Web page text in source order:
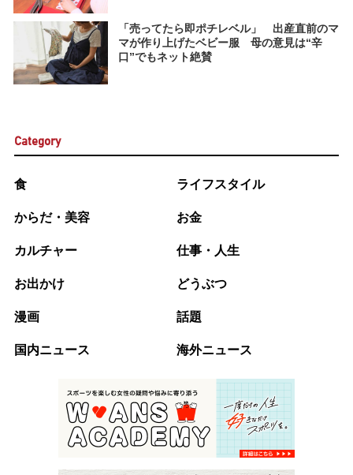
「売ってたら即ポチレベル」 出産直前のマ
マが作り上げたベビー服 母の意見は“辛
口”でもネット絶賛
Category
食 ライフスタイル
からだ・美容 お金
カルチャー 仕事・人生
お出かけ どうぶつ
漫画 話題
国内ニュース 海外ニュース